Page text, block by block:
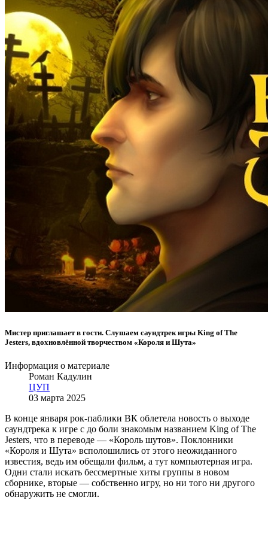
Мистер приглашает в гости. Слушаем саундтрек игры King of The
Jesters, вдохновлённой творчеством «Короля и Шута»
Информация о материале
Роман Кадулин
ЦУП
03 марта 2025
В конце января рок-паблики ВК облетела новость о выходе
саундтрека к игре с до боли знакомым названием King of The
Jesters, что в переводе — «Король шутов». Поклонники
«Короля и Шута» всполошились от этого неожиданного
известия, ведь им обещали фильм, а тут компьютерная игра.
Одни стали искать бессмертные хиты группы в новом
сборнике, вторые — собственно игру, но ни того ни другого
обнаружить не смогли.